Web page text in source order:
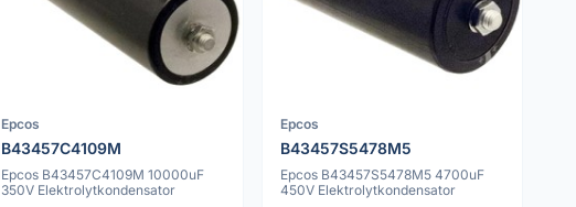
Epcos
B43457C4109M
Epcos B43457C4109M 10000uF
350V Elektrolytkondensator
Epcos
B43457S5478M5
Epcos B43457S5478M5 4700uF
450V Elektrolytkondensator